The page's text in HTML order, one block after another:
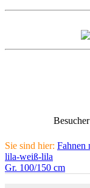
Sie sind hier: Fahnen
lila-weiß-lila
Gr. 100/150 cm